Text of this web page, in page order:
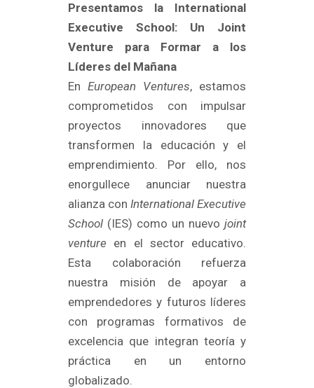
Presentamos la International
Executive School: Un Joint
Venture para Formar a los
Líderes del Mañana
En European Ventures, estamos
comprometidos con impulsar
proyectos innovadores que
transformen la educación y el
emprendimiento. Por ello, nos
enorgullece anunciar nuestra
alianza conInternational Executive
School(IES) como un nuevojoint
venture en el sector educativo.
Esta colaboración refuerza
nuestra misión de apoyar a
emprendedores y futuros líderes
con programas formativos de
excelencia que integran teoría y
práctica en un entorno
globalizado.